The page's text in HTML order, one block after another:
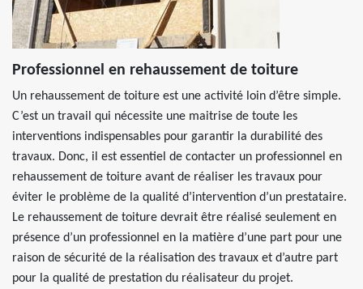
Professionnel en rehaussement de toiture
Un rehaussement de toiture est une activité loin d’être simple.
C’est un travail qui nécessite une maitrise de toute les
interventions indispensables pour garantir la durabilité des
travaux. Donc, il est essentiel de contacter un professionnel en
rehaussement de toiture avant de réaliser les travaux pour
éviter le problème de la qualité d’intervention d’un prestataire.
Le rehaussement de toiture devrait être réalisé seulement en
présence d’un professionnel en la matière d’une part pour une
raison de sécurité de la réalisation des travaux et d’autre part
pour la qualité de prestation du réalisateur du projet.